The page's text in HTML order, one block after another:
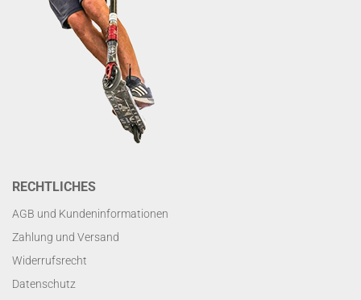
RECHTLICHES
AGB und Kundeninformationen
Zahlung und Versand
Widerrufsrecht
Datenschutz